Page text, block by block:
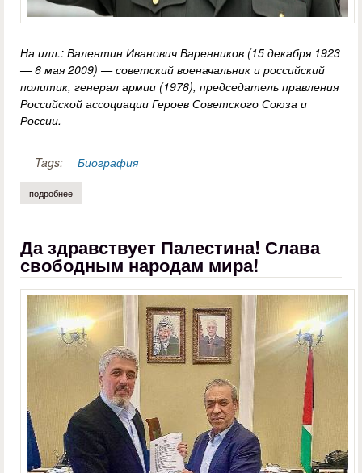
На илл.: Валентин Иванович Варенников (15 декабря 1923
— 6 мая 2009) — советский военачальник и российский
политик, генерал армии (1978), председатель правления
Российской ассоциации Героев Советского Союза и
России.
Tags: Биография
подробнее
Да здравствует Палестина! Слава
свободным народам мира!